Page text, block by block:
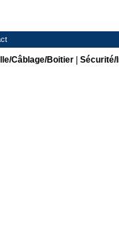
Câblage/Boitier| Sécurité/